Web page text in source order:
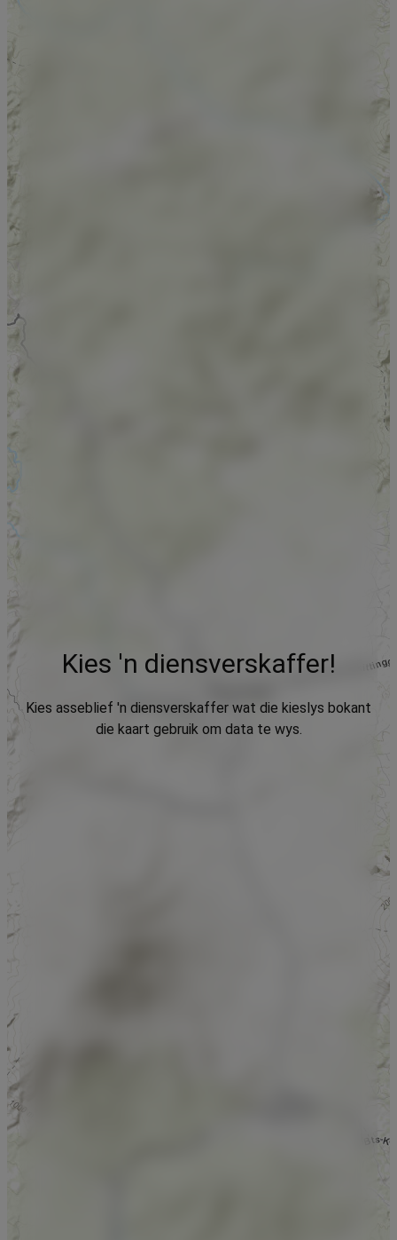
Kies 'n diensverskaffer!
Kies asseblief 'n diensverskaffer wat die kieslys bokant
die kaart gebruik om data te wys.